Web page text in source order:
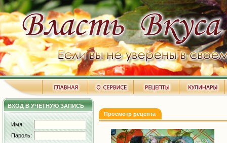
ВХОД В УЧЕТНУЮ ЗАПИСЬ
Имя:
Пароль:
Просмотр рецепта